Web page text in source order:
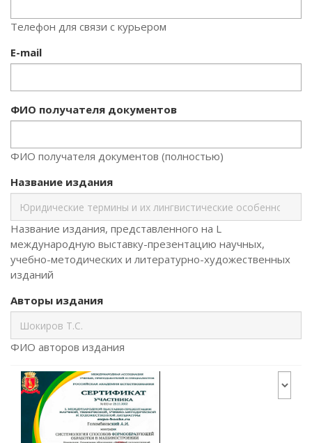
Телефон для связи с курьером
E-mail
ФИО получателя документов
ФИО получателя документов (полностью)
Название издания
Название издания, представленного на L
международную выставку-презентацию научных,
учебно-методических и литературно-художественных
изданий
Авторы издания
ФИО авторов издания